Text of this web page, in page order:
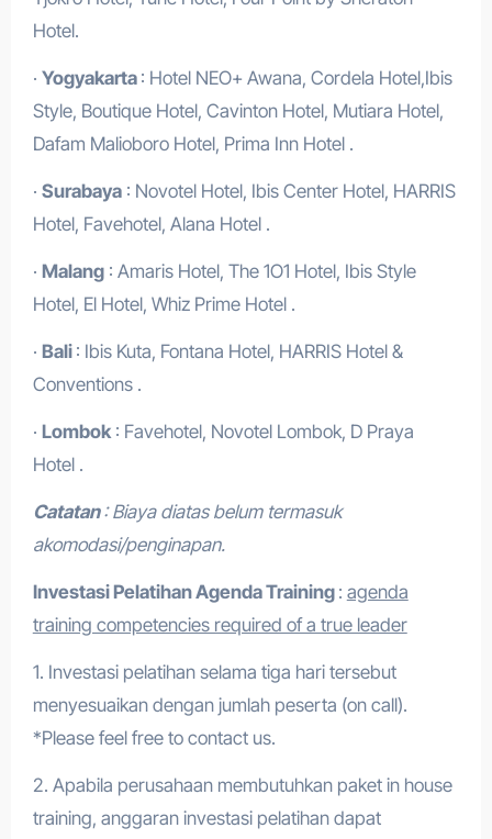
Hotel.
· Yogyakarta : Hotel NEO+ Awana, Cordela Hotel,Ibis
Style, Boutique Hotel, Cavinton Hotel, Mutiara Hotel,
Dafam Malioboro Hotel, Prima Inn Hotel .
· Surabaya: Novotel Hotel, Ibis Center Hotel, HARRIS
Hotel, Favehotel, Alana Hotel .
· Malang: Amaris Hotel, The 1O1 Hotel, Ibis Style
Hotel, El Hotel, Whiz Prime Hotel .
· Bali : Ibis Kuta, Fontana Hotel, HARRIS Hotel &
Conventions .
· Lombok: Favehotel, Novotel Lombok, D Praya
Hotel .
Catatan: Biaya diatas belum termasuk
akomodasi/penginapan.
Investasi Pelatihan Agenda Training : agenda
training competencies required of a true leader
1. Investasi pelatihan selama tiga hari tersebut
menyesuaikan dengan jumlah peserta (on call).
*Please feel free to contact us.
2. Apabila perusahaan membutuhkan paket in house
training, anggaran investasi pelatihan dapat